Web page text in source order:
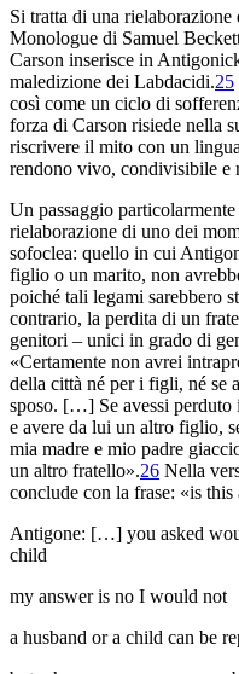
Si tratta di una rielaborazione
Monologue di Samuel
Carson inserisce in
maledizione dei Labdacidi.25
così come un ciclo di
forza di Carson risiede nella
riscrivere il mito con un
rendono vivo, condivisibile e
Un passaggio
rielaborazione di uno dei
sofoclea: quello in cui
figlio o un marito, non
poiché tali legami sarebbero
contrario, la perdita di un
genitori – unici in grado di
«Certamente non avrei
della città né per i figli, né se
sposo. […] Se avessi perduto
e avere da lui un altro figlio,
mia madre e mio padre
un altro fratello».26 Nella
conclude con la frase: «is
Antigone: […] you asked
child
my answer is no I would not
a husband or a child can be